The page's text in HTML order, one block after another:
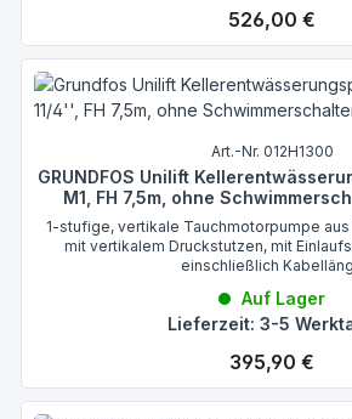
Regulärer Preis:
526,00 €
Art.-Nr. 012H1300
GRUNDFOS Unilift
M1, FH 7,5m, ohne
1-stufige, vertikale Tauchmotorpumpe
mit vertikalem Druckstutzen, mit
einschließlich
Auf Lager
Lieferzeit: 3-5
Regulärer Preis:
395,90 €